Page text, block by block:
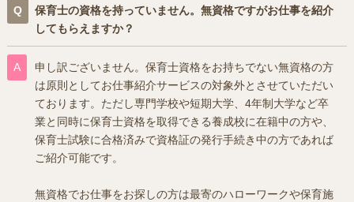
保育士の資格を持っていません。無資格ですがお仕事を紹介
してもらえますか？
申し訳ございません。保育士資格をお持ちでない無資格の方
は原則としてお仕事紹介サービスの対象外とさせていただい
ております。ただし専門学校や短期大学、4年制大学など卒
業と同時に保育士資格を取得できる養成校に在籍中の方や、
保育士試験に合格済みで資格証の発行手続き中の方であれば
ご紹介可能です。
無資格でお仕事をお探しの方は最寄のハローワークや保育施